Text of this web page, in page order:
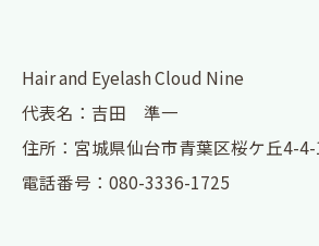
Hair and Eyelash Cloud Nine
代表名：吉田 準一
住所：宮城県仙台市青葉区桜ケ丘4-4-
電話番号：080-3336-1725